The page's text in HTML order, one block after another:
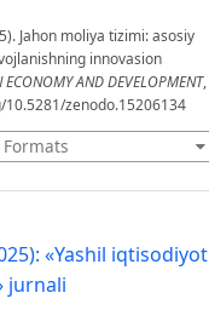
Jahon moliya tizimi: asosiy
innovasion
ECONOMY AND DEVELOPMENT,
zenodo.15206134
«Yashil iqtisodiyot
jurnali